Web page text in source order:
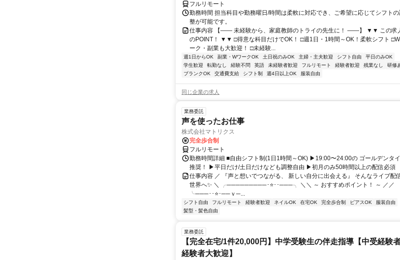
フルリモート
勤務時間 担当科目や勤務曜日/時間は柔軟に対応でき、ご希望に応じてシフトの
整が可能です。
仕事内容 【―― 未経験から、家庭教師のトライの先生に！ ――】 ▼▼ この求
のPOINT！ ▼▼ □得意な科目だけでOK！ □週1日・1時間～OK！柔軟シフト
ーク・副業も大歓迎！ □未経験...
週1日からOK 副業・WワークOK 土日祝のみOK 主婦・主夫歓迎 シフト自由
平日のみOK
学生歓迎
転勤なし 経験不問 英語 未経験者歓迎 フルリモート 経験者歓迎 残業なし
研修
ブランクOK
交通費支給 シフト制 週4日以上OK 服装自由
同じ企業の求人
業務委託
声を使ったお仕事
株式会社マトリクス
完全歩合制
フルリモート
勤務時間詳細 ■自由シフト制(1日1時間～OK) ▶19:00〜24:00の ゴールデンタ
推奨！ ▶平日だけ/土日だけなども調整自由 ▶初月のみ50時間以上の配信必須
仕事内容 ／ 『声と想いでつながる、 新しい自分に出会える』 そんなライブ配
世界へ✨ ＼ ╭─────────･⭐･･───╮ ＼＼ ～ おすすめポイント！ ～ ／／
╰───･･⭐･──ｖ─...
シフト自由 フルリモート 経験者歓迎 ネイルOK 在宅OK 完全歩合制 ピアスOK
服装自由
髪型・髪色自由
業務委託
【完全在宅/1件20,000円】中学受験生の伴走指導【中受経験
経験者大歓迎】